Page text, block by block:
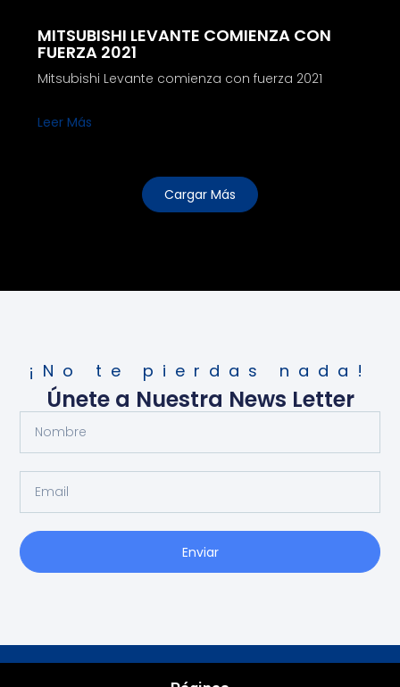
MITSUBISHI LEVANTE COMIENZA CON
FUERZA 2021
Mitsubishi Levante comienza con fuerza 2021
Leer Más
Cargar Más
¡No te pierdas nada!
Únete a Nuestra News Letter
Enviar